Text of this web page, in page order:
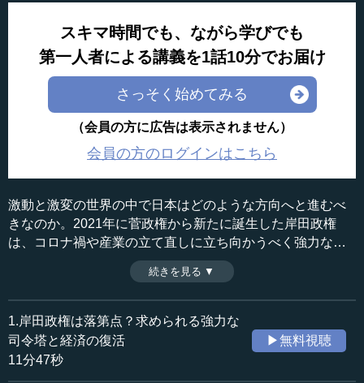
スキマ時間でも、ながら学びでも
第一人者による講義を1話10分でお届け
さっそく始めてみる
（会員の方に広告は表示されません）
会員の方のログインはこちら
激動と激変の世界の中で日本はどのような方向へと進むべ
きなのか。2021年に菅政権から新たに誕生した岸田政権
は、コロナ禍や産業の立て直しに立ち向かうべく強力なリ
ーダーシップを発揮する司令塔が求められている。（全3話
（2022年1月18日開催島田塾年頭講演「激動と激変の時
代：日本の選択」より）
収録日：2022年1月18日
追加日：2022年4月12日
カテゴリー：
政治
政策
続きを見る ▼
1.岸田政権は落第点？求められる強力な
司令塔と経済の復活
11分47秒
▶無料視聴